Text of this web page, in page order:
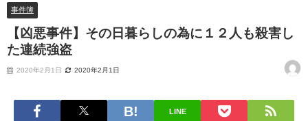
事件簿
【凶悪事件】その日暮らしの為に１２人も殺害し
た連続強盗
2020年2月1日 2020年2月1日
LINE